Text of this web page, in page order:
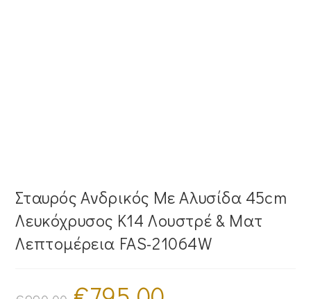
Σταυρός Ανδρικός Με Αλυσίδα 45cm
Λευκόχρυσος Κ14 Λουστρέ & Ματ
Λεπτομέρεια FAS-21064W
Original
price